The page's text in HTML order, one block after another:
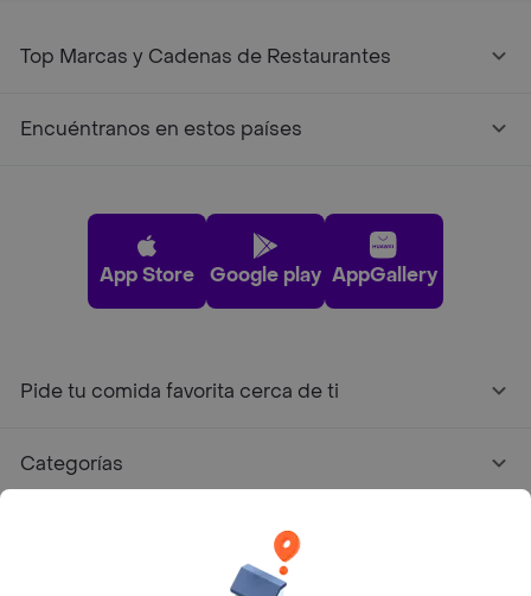
Top Marcas y Cadenas de Restaurantes
Encuéntranos en estos países
App Store Google play AppGallery
Pide tu comida favorita cerca de ti
Categorías